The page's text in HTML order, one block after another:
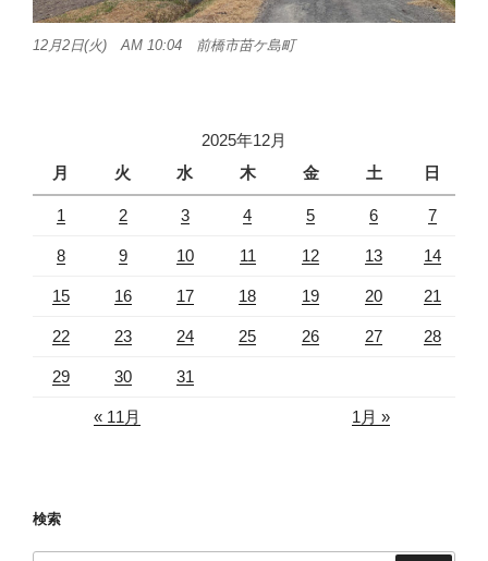
12月2日(火) AM 10:04 前橋市苗ケ島町
2025年12月
月
火 水 木 金 土 日
1 2 3 4 5 6 7
8 9 10 11 12 13 14
15 16 17 18 19 20 21
22 23 24 25 26 27 28
29 30 31
« 11月 1月 »
検索